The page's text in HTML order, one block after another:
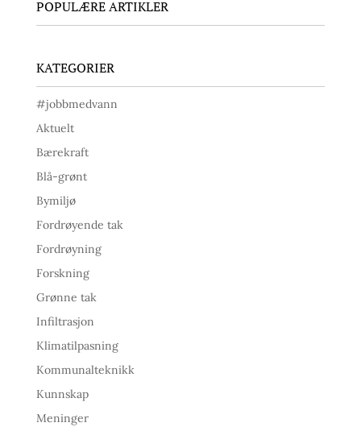
POPULÆRE ARTIKLER
KATEGORIER
#jobbmedvann
Aktuelt
Bærekraft
Blå-grønt
Bymiljø
Fordrøyende tak
Fordrøyning
Forskning
Grønne tak
Infiltrasjon
Klimatilpasning
Kommunalteknikk
Kunnskap
Meninger